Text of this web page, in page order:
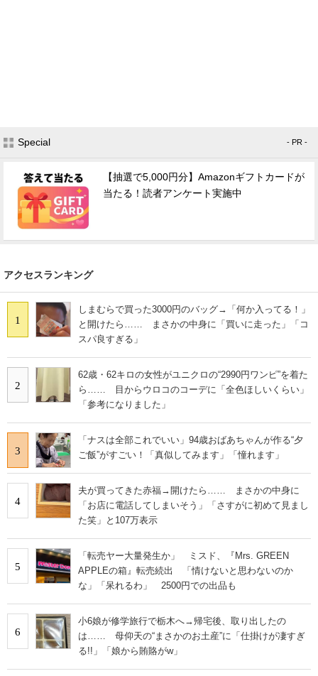
Special - PR -
【抽選で5,000円分】Amazonギフトカードが
当たる！読者アンケート実施中
アクセスランキング
1
しまむらで買った3000円のバッグ→「何か入ってる！」
と開けたら…… まさかの中身に「買いに走った」「コ
スパ良すぎる」
2
62歳・62キロの女性がユニクロの“2990円ワンピ”を着た
ら…… 目からウロコのコーデに「全色ほしいくらい」
「参考になりました」
3
「ナスは全部これでいい」94歳おばあちゃんが作る“夕
ご飯”がすごい！「真似してみます」「憧れます」
4
夫が買ってきた赤福→開けたら…… まさかの中身に
「お店に電話してしまいそう」「さすがに初めて見まし
た笑」と107万表示
5
「転売ヤー大量発生か」 ミスド、『Mrs. GREEN
APPLEの箱』転売続出 「情けないと思わないのか
な」「呆れるわ」 2500円での出品も
6
小6娘が修学旅行で栃木へ→帰宅後、取り出したの
は…… 母仰天の“まさかのお土産”に「仕掛けが凄すぎ
る!!」「娘から賄賂がw」